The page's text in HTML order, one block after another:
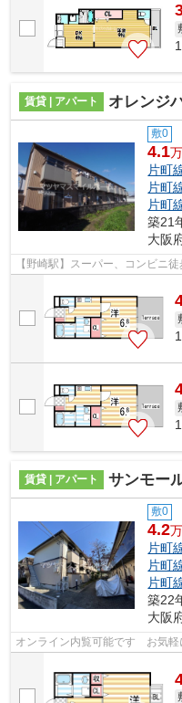
賃貸 | アパート オレンジ
敷0
4.1
片町
片町
片町
築21
大阪
【野崎駅】スーパー、コンビニ徒
賃貸 | アパート サンモー
敷0
4.2
片町
片町
片町
築22
大阪
オンライン内覧可能です お気軽